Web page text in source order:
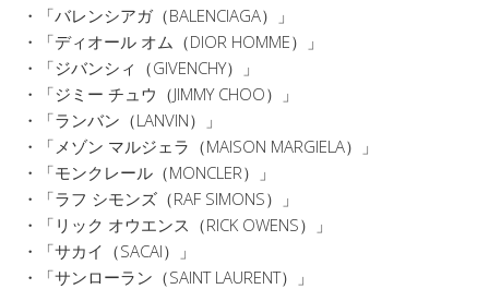
・「バレンシアガ（BALENCIAGA）」
・「ディオール オム（DIOR HOMME）」
・「ジバンシィ（GIVENCHY）」
・「ジミー チュウ（JIMMY CHOO）」
・「ランバン（LANVIN）」
・「メゾン マルジェラ（MAISON MARGIELA）」
・「モンクレール（MONCLER）」
・「ラフ シモンズ（RAF SIMONS）」
・「リック オウエンス（RICK OWENS）」
・「サカイ（SACAI）」
・「サンローラン（SAINT LAURENT）」